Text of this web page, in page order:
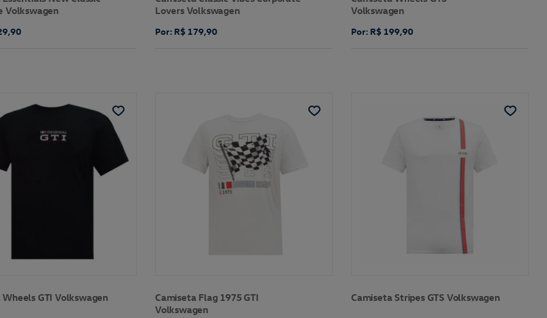
Volkswagen
Lovers Volkswagen
Por: R$ 179,90
Volkswagen
Por: R$ 199,90
Wheels GTI Volkswagen
Camiseta Flag 1975 GTI
Volkswagen
Camiseta Stripes GTS Volkswagen